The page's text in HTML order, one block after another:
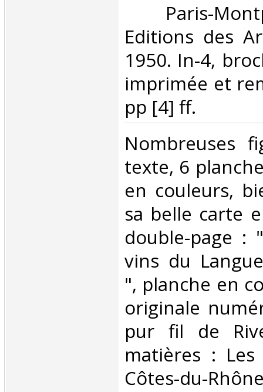
Paris-
Editions des
1950. In-4,
imprimée et
pp [4] ff. ‎
‎Nombreuses
texte, 6
en couleurs,
sa belle carte
double-page :
vins du
", planche en
originale
pur fil de
matières :
Côtes-du-